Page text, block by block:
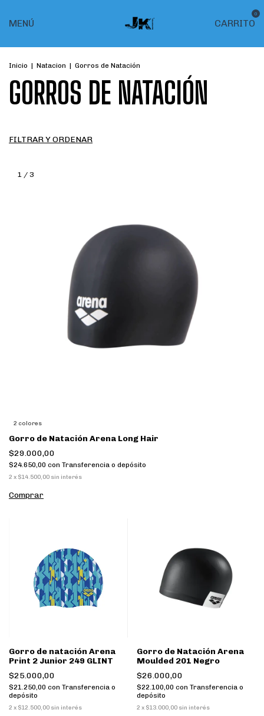
MENÚ CARRITO
0
Inicio | Natacion | Gorros de Natación
GORROS DE NATACIÓN
FILTRAR Y ORDENAR
1 / 3
2 colores
Gorro de Natación Arena Long Hair
$29.000,00
$24.650,00 con Transferencia o depósito
2 x $14.500,00 sin interés
Comprar
Gorro de natación Arena
Print 2 Junior 249 GLINT
$25.000,00
$21.250,00 con Transferencia o
depósito
2 x $12.500,00 sin interés
Gorro de Natación Arena
Moulded 201 Negro
$26.000,00
$22.100,00 con Transferencia o
depósito
2 x $13.000,00 sin interés